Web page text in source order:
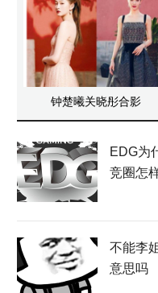
钟楚曦关晓彤合影
EDG为
竞圈怎
不能李
意思吗